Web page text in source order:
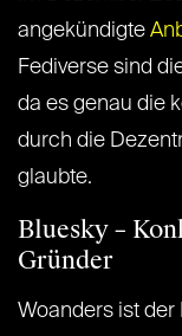
angekündigte
Fediverse sind
da es genau die
durch die
glaubte.
Bluesky –
Gründer
Woanders ist